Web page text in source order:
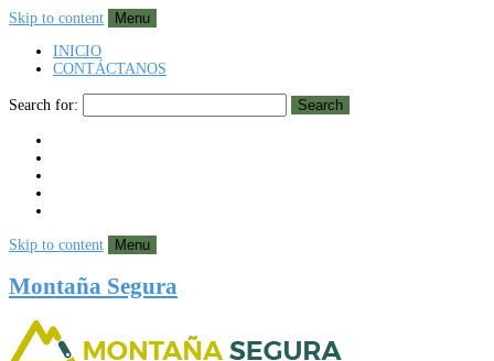
Skip to content
Menu
INICIO
CONTÁCTANOS
Search for: Search
Skip to content Menu
Montaña Segura